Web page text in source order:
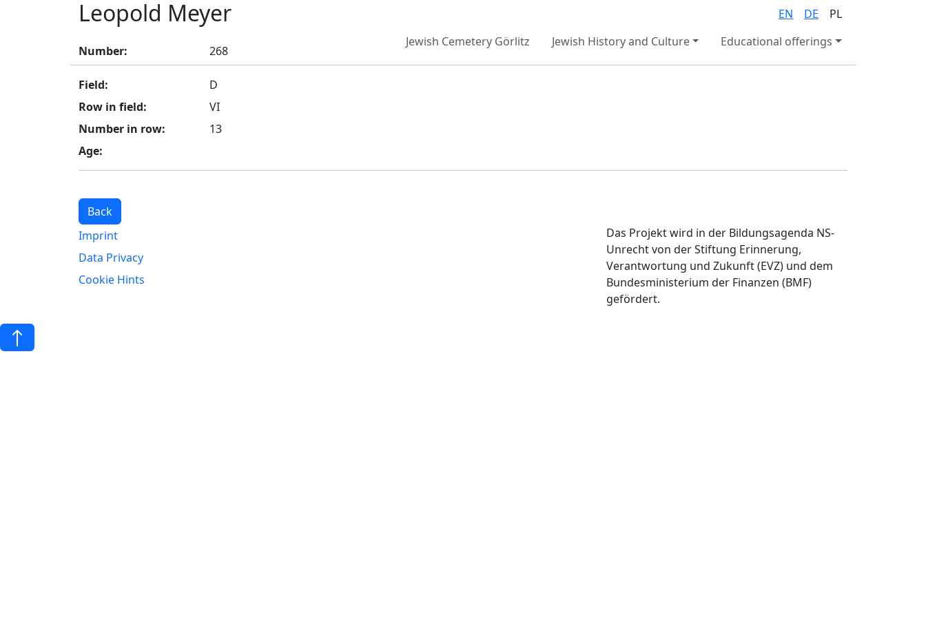
EN DE
PL
Jewish Cemetery Görlitz
Jewish History and Culture Educational offerings
Leopold Meyer
Number: 268
Field:
D
Row in field:
VI
Number in row:
13
Age:
Back
Imprint
Data Privacy
Cookie Hints
Das Projekt wird in der Bildungsagenda NS-
Unrecht von der Stiftung Erinnerung,
Verantwortung und Zukunft (EVZ) und dem
Bundesministerium der Finanzen (BMF)
gefördert.